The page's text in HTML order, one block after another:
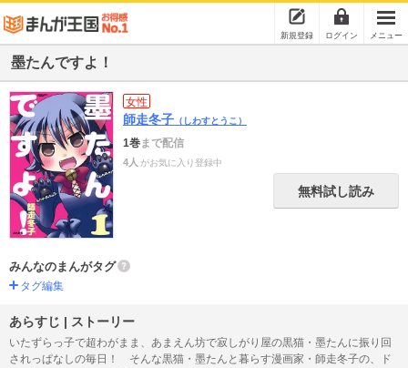
新規登録 ログイン メニュー
墨たんですよ！
女性
師走冬子 （しわすとうこ）
1巻まで配信
4人 がお気に入り登録中
無料試し読み
みんなのまんがタグ
タグ編集
あらすじ | ストーリー
いたずらっ子で超わがまま、あまえん坊で寂しがり屋の黒猫・墨たんに振り回
されっぱなしの毎日！ そんな黒猫・墨たんと暮らす漫画家・師走冬子の、ド